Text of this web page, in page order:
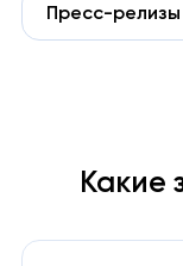
Пресс-релизы
Какие